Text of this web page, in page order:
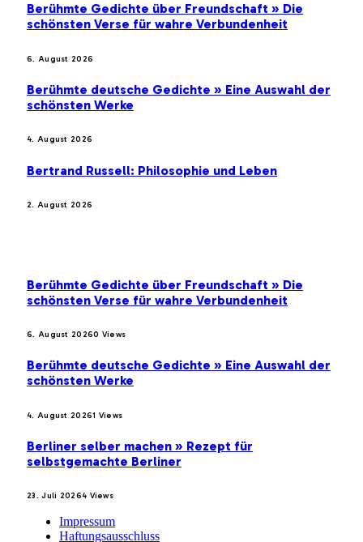
Berühmte Gedichte über Freundschaft » Die
schönsten Verse für wahre Verbundenheit
6. August 2026
Berühmte deutsche Gedichte » Eine Auswahl der
schönsten Werke
4. August 2026
Bertrand Russell: Philosophie und Leben
2. August 2026
Berühmte Gedichte über Freundschaft » Die
schönsten Verse für wahre Verbundenheit
6. August 20260 Views
Berühmte deutsche Gedichte » Eine Auswahl der
schönsten Werke
4. August 20261 Views
Berliner selber machen » Rezept für
selbstgemachte Berliner
23. Juli 20264 Views
Impressum
Haftungsausschluss